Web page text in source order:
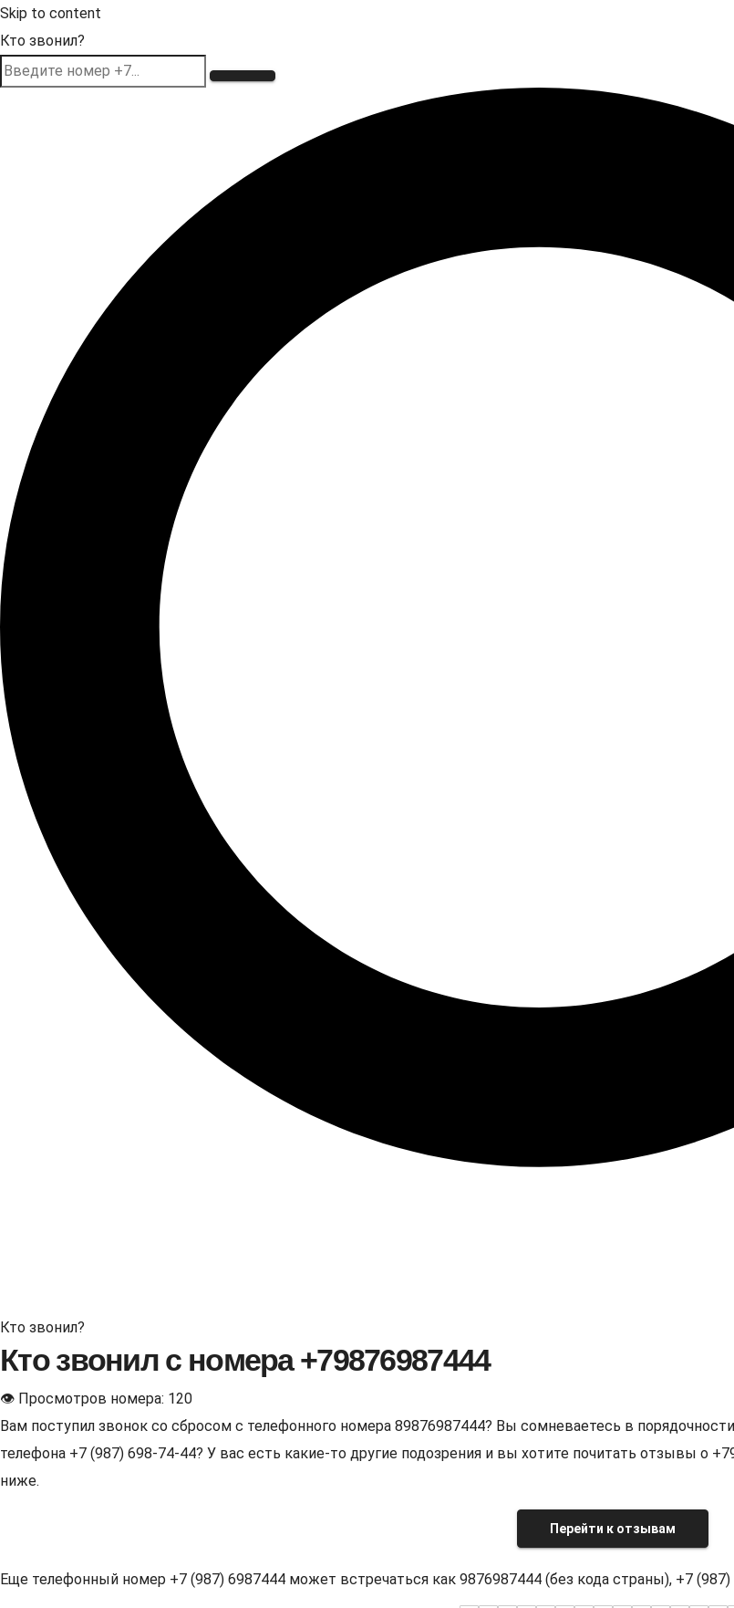
Skip to content
Кто звонил?
Кто звонил?
Кто звонил с номера +79876987444
👁 Просмотров номера: 120
Вам поступил звонок со сбросом с телефонного номера 89876987444? Вы сомневаетесь в
телефона +7 (987) 698-74-44? У вас есть какие-то другие подозрения и вы хотите почитать отзывы о
ниже.
Перейти к отзывам
Еще телефонный номер +7 (987) 6987444 может встречаться как 9876987444 (без кода страны), +7